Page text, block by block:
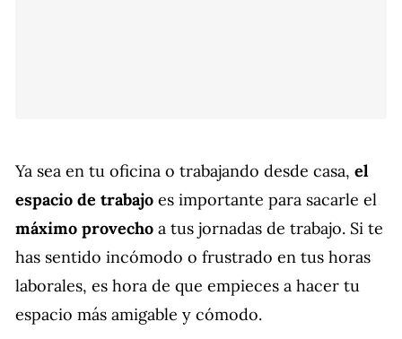
Ya sea en tu oficina o trabajando desde casa, el
espacio de trabajo es importante para sacarle el
máximo provecho a tus jornadas de trabajo. Si te
has sentido incómodo o frustrado en tus horas
laborales, es hora de que empieces a hacer tu
espacio más amigable y cómodo.